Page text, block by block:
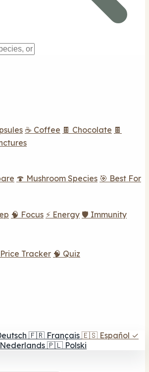
☕ Coffee 🍫 Chocolate 🍫
🍄 Mushroom Species 🎯 Best For
🧠 Focus ⚡ Energy 🛡️ Immunity
Tracker 🧠 Quiz
🇫🇷 Français 🇪🇸 Español ✓
Nederlands 🇵🇱 Polski